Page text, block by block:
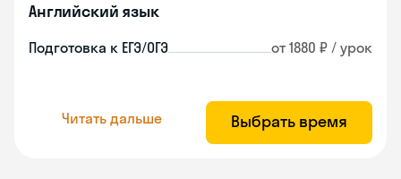
Английский язык
Подготовка к ЕГЭ/ОГЭ от 1880 ₽ / урок
Читать дальше Выбрать время